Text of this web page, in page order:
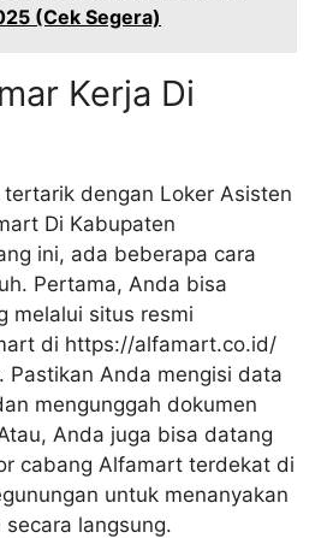
(Cek Segera)
Kerja Di
dengan Loker Asisten
Di Kabupaten
ini, ada beberapa cara
Pertama, Anda bisa
melalui situs resmi
di https://alfamart.co.id/
Pastikan Anda mengisi data
mengunggah dokumen
Anda juga bisa datang
cabang Alfamart terdekat di
untuk menanyakan
langsung.